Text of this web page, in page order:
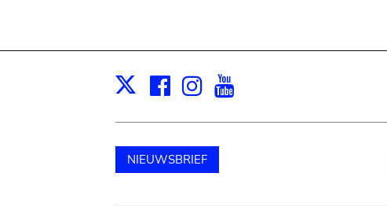
X Facebook
Instagram
NIEUWSBRIEF